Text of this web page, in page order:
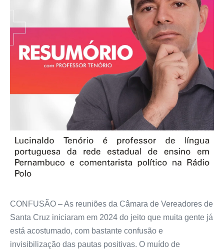
CONFUSÃO – As reuniões da Câmara de Vereadores de
Santa Cruz iniciaram em 2024 do jeito que muita gente já
está acostumado, com bastante confusão e
invisibilização das pautas positivas. O muído de